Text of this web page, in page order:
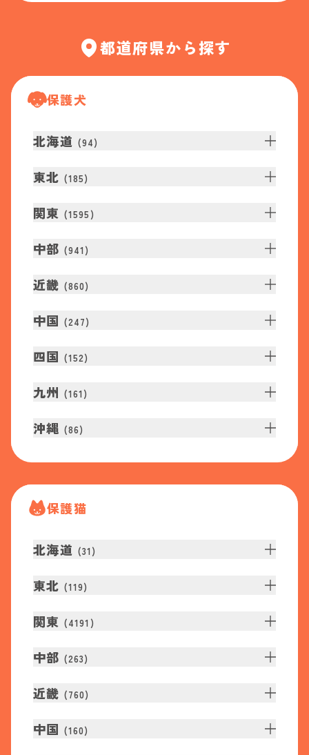
都道府県から探す
保護犬
北海道 (94)
東北 (185)
関東 (1595 )
中部 (941 )
近畿 (860)
中国 (247)
四国 (152)
九州 (161 )
沖縄 (86)
保護猫
北海道 (31 )
東北 (119)
関東 (4191 )
中部 (263)
近畿 (760)
中国 (160)